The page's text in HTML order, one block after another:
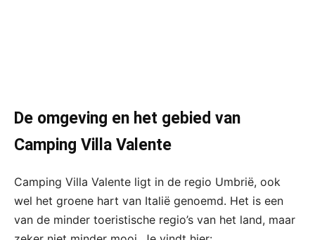
De omgeving en het gebied van
Camping Villa Valente
Camping Villa Valente ligt in de regio Umbrië, ook
wel het groene hart van Italië genoemd. Het is een
van de minder toeristische regio’s van het land, maar